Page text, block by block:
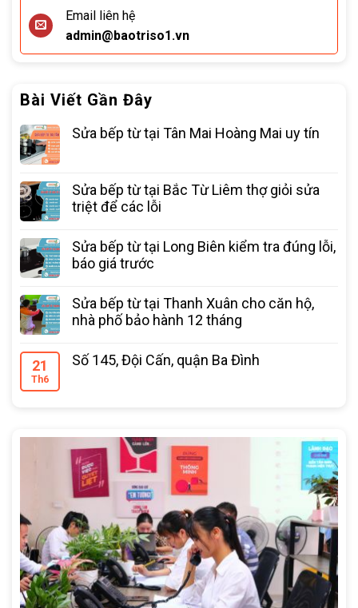
Email liên hệ
admin@baotriso1.vn
Bài Viết Gần Đây
Sửa bếp từ tại Tân Mai Hoàng Mai uy tín
Sửa bếp từ tại Bắc Từ Liêm thợ giỏi sửa
triệt để các lỗi
Sửa bếp từ tại Long Biên kiểm tra đúng lỗi,
báo giá trước
Sửa bếp từ tại Thanh Xuân cho căn hộ,
nhà phố bảo hành 12 tháng
21
Th6
Số 145, Đội Cấn, quận Ba Đình